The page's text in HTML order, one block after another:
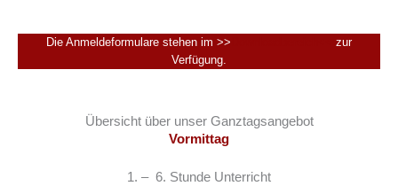
Die Anmeldeformulare stehen im >>
zur
Verfügung.
Übersicht über unser Ganztagsangebot
Vormittag
1. – 6. Stunde Unterricht